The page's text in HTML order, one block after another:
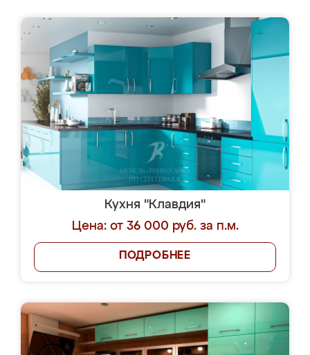
Кухня "Клавдия"
Цена: от 36 000 руб. за п.м.
ПОДРОБНЕЕ